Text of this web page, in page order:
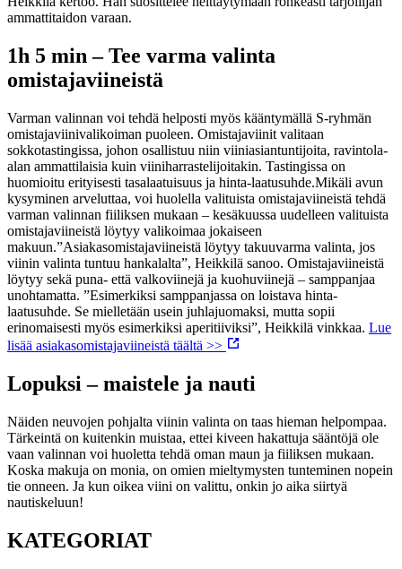
ammattitaidon varaan.
1h 5 min – Tee varma valinta
omistajaviineistä
Varman valinnan voi tehdä helposti myös kääntymällä S-ryhmän
omistajaviinivalikoiman puoleen. Omistajaviinit valitaan
sokkotastingissa, johon osallistuu niin viiniasiantuntijoita, ravintola-
alan ammattilaisia kuin viiniharrastelijoitakin. Tastingissa on
huomioitu erityisesti tasalaatuisuus ja hinta-laatusuhde.Mikäli avun
kysyminen arveluttaa, voi huolella valituista omistajaviineistä tehdä
varman valinnan fiiliksen mukaan – kesäkuussa uudelleen valituista
omistajaviineistä löytyy valikoimaa jokaiseen
makuun.”Asiakasomistajaviineistä löytyy takuuvarma valinta, jos
viinin valinta tuntuu hankalalta”, Heikkilä sanoo. Omistajaviineistä
löytyy sekä puna- että valkoviinejä ja kuohuviinejä – samppanjaa
unohtamatta. ”Esimerkiksi samppanjassa on loistava hinta-
laatusuhde. Se mielletään usein juhlajuomaksi, mutta sopii
erinomaisesti myös esimerkiksi aperitiiviksi”, Heikkilä vinkkaa. Lue
lisää asiakasomistajaviineistä täältä >>
Lopuksi – maistele ja nauti
Näiden neuvojen pohjalta viinin valinta on taas hieman helpompaa.
Tärkeintä on kuitenkin muistaa, ettei kiveen hakattuja sääntöjä ole
vaan valinnan voi huoletta tehdä oman maun ja fiiliksen mukaan.
Koska makuja on monia, on omien mieltymysten tunteminen nopein
tie onneen. Ja kun oikea viini on valittu, onkin jo aika siirtyä
nautiskeluun!
KATEGORIAT